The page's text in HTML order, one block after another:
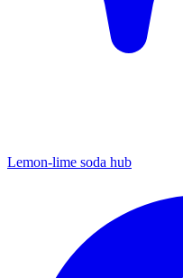
Lemon-lime soda hub